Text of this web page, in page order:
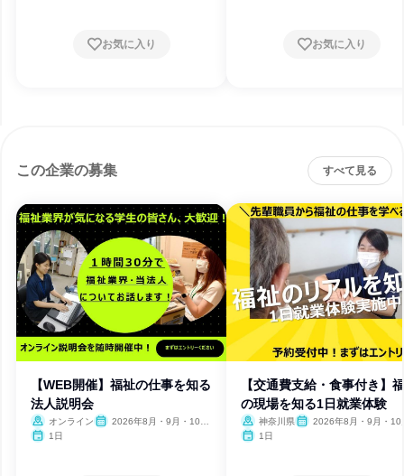
お気に入り お気に入り
この企業の募集 すべて見る
【WEB開催】福祉の仕事を知る
法人説明会
オンライン
2026年8月・9月・10
1日
【交通費支給・食事付き】
の現場を知る1日就業体験
神奈川県
2026年8月・9月・10
1日